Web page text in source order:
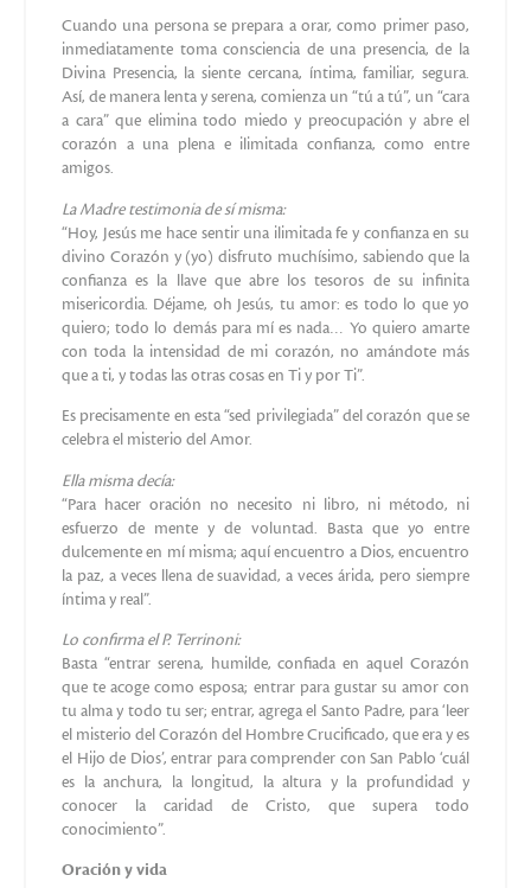
advenimientos se refugiaba en la Capilla y muchas hermanas
ancianas que la vieron refieren que debían sacudirla con la
mano para hacerla responder porque se abismaba en la
contemplación de Dios y en Él se firmaba como en
profundo éxtasis”.
La sierva de Dios tenía un gran amor por sus hijas
terrenos, de lo alto del coro guiaba, con voz dulce y segura,
el encuentro de la noche con Jesús.
Relata un testigo:
“Cada noche, enseguida después de la cena un grupo de
postulantes nos reuníamos en la capilla para una breve visita
a Jesús Sacramentado, quedándonos en el último banco. La
Madre que usualmente rezaba en su coro situado sobre el
penumbra de la capilla nos sentimos llamar amablemente:
“¡Hijas! ¿Por qué allá en el fondo? Jesús las quiere cerca de Él
para hablarles de corazón a corazón, Él las ama mucho”.
Cada jueves a la noche, durante la hora de adoración delante
del SS. Sacramento,siempre del coro del segundo piso,
donde se encontraba su habitación, se unía a las novicias y
sugería la intención de la Hora Santa.
quedó impresionada del amor de Madre Clelia a la
Eucaristía: “El domingo Madre Clelia descendía a la Iglesia
para asistir a la Santa Misa, sin embargo antes de regresar
permanecía horas en adoración junto al Tabernáculo: oraba
mucho, era una verdadera alma de oración que
impresionaba mucho.
…Si amo la oración es porque lo aprendí más viendo a la
Sierva de Dios en oración profunda que por las
y yo era contenta de poder verla de cerca para imitarla. Creo